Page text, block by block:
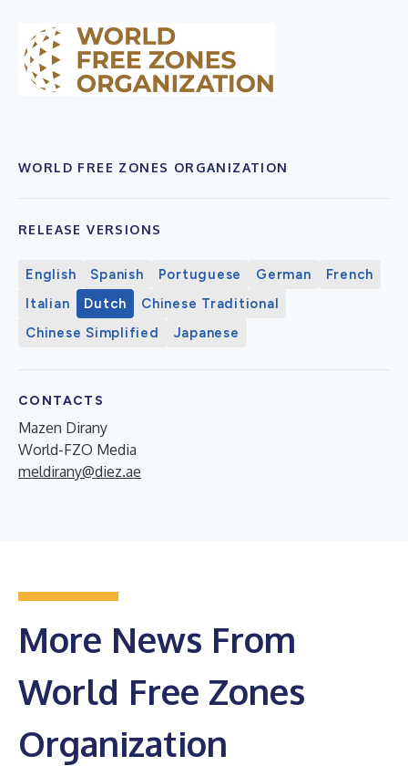
WORLD FREE ZONES ORGANIZATION
RELEASE VERSIONS
English Spanish Portuguese German
French
Italian
Dutch
Chinese Traditional
Chinese Simplified
Japanese
CONTACTS
Mazen Dirany
World-FZO Media
meldirany@diez.ae
More News From
World Free Zones
Organization